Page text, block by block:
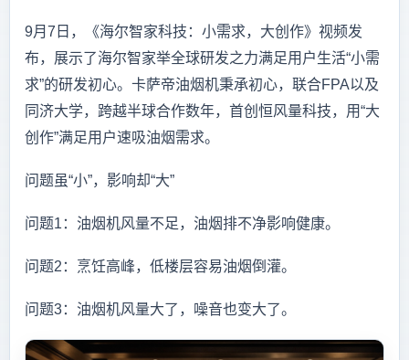
9月7日，《海尔智家科技：小需求，大创作》视频发
布，展示了海尔智家举全球研发之力满足用户生活“小需
求”的研发初心。卡萨帝油烟机秉承初心，联合FPA以及
同济大学，跨越半球合作数年，首创恒风量科技，用“大
创作”满足用户速吸油烟需求。
问题虽“小”，影响却“大”
问题1：油烟机风量不足，油烟排不净影响健康。
问题2：烹饪高峰，低楼层容易油烟倒灌。
问题3：油烟机风量大了，噪音也变大了。